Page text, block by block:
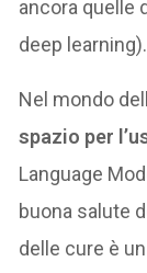
ancora quelle
deep learning).
Nel mondo
spazio per
Language
buona salute
delle cure è